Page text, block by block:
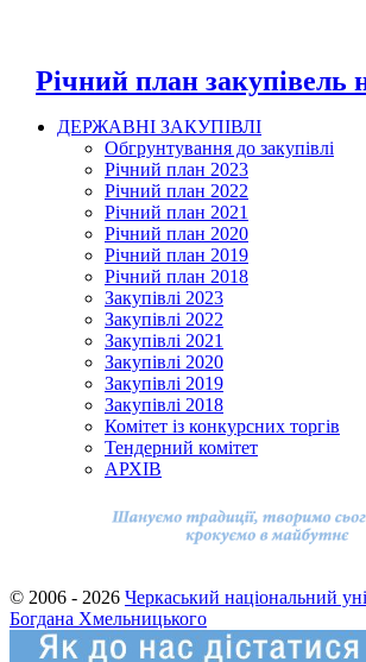
Річний план закупівель
ДЕРЖАВНІ ЗАКУПІВЛІ
Обгрунтування до закупівлі
Річний план 2023
Річний план 2022
Річний план 2021
Річний план 2020
Річний план 2019
Річний план 2018
Закупівлі 2023
Закупівлі 2022
Закупівлі 2021
Закупівлі 2020
Закупівлі 2019
Закупівлі 2018
Комітет із конкурсних торгів
Тендерний комітет
АРХІВ
© 2006 - 2026 Черкаський національний
Богдана Хмельницького